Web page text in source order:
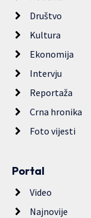
Društvo
Kultura
Ekonomija
Intervju
Reportaža
Crna hronika
Foto vijesti
Portal
Video
Najnovije